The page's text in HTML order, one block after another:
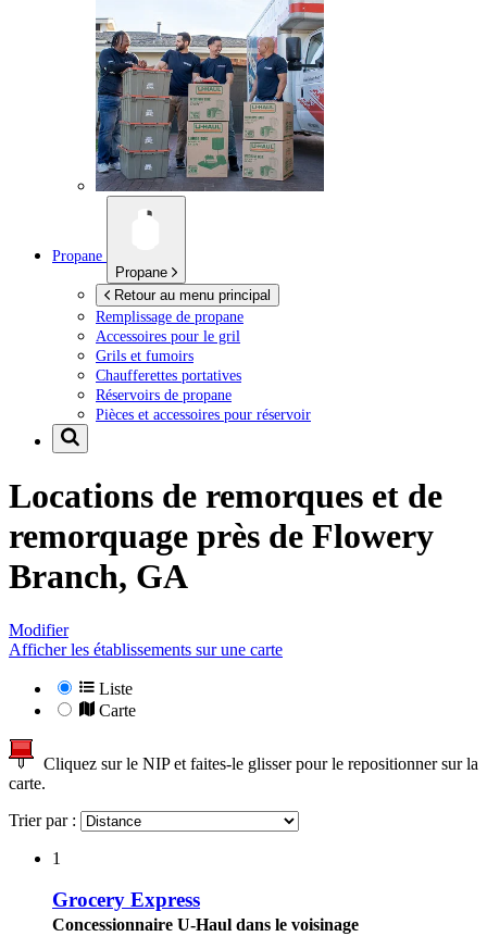
Propane
Propane
Retour au menu principal
Remplissage de propane
Accessoires pour le gril
Grils et fumoirs
Chaufferettes portatives
Réservoirs de propane
Pièces et accessoires pour réservoir
Locations de remorques et de
remorquage près de Flowery
Branch, GA
Modifier
Afficher les établissements sur une carte
Liste
Carte
Cliquez sur le NIP et faites-le glisser pour le repositionner sur la
carte.
Trier par :
1
Grocery Express
Concessionnaire U-Haul dans le voisinage